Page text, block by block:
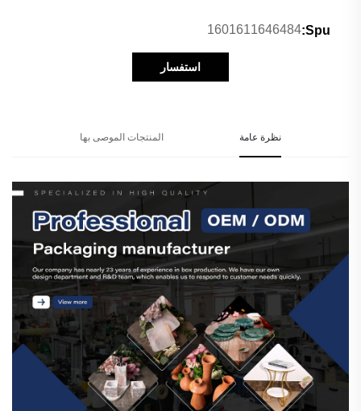
Spu:
1601611646484
استفسار
نظرة عامة المنتجات الموصى بها